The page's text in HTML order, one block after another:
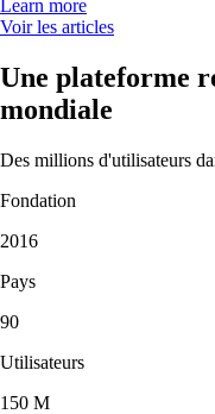
Learn more
Voir les articles
Une plateforme
mondiale
Des millions d'utilisateurs
Fondation
2016
Pays
90
Utilisateurs
150 M